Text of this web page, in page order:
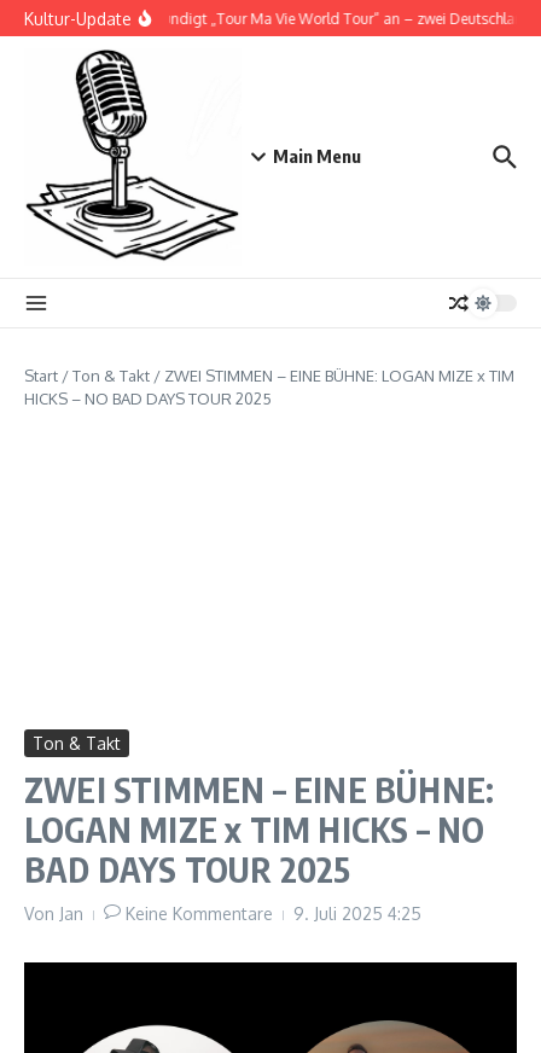
Zum Inhalt springen
Kultur-UpdateDoja Cat kündigt „Tour Ma Vie World Tour“ an – zwei
Main Menu
Start /Ton & Takt / ZWEI STIMMEN – EINE BÜHNE: LOGAN MIZE x TIM
HICKS – NO BAD DAYS TOUR 2025
Ton & Takt
ZWEI STIMMEN – EINE BÜHNE:
LOGAN MIZE x TIM HICKS – NO
BAD DAYS TOUR 2025
Von Jan Keine Kommentare 9. Juli 2025 4:25